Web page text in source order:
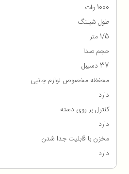
1000 وات
طول شیلنگ
1/5 متر
حجم صدا
37 دسیبل
محفظه مخصوص لوازم جانبی
دارد
کنترل بر روی دسته
دارد
مخزن با قابلیت جدا شدن
دارد